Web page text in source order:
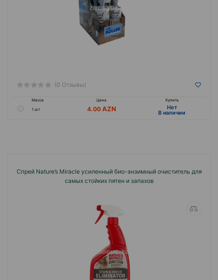
(0 Отзывы)
Масса Цена
Купить
1 шт
4.00 Hет
B наличии
Спрей Nature’s Miracle усиленный био-энзимный очиститель для
самых стойких пятен и запахов